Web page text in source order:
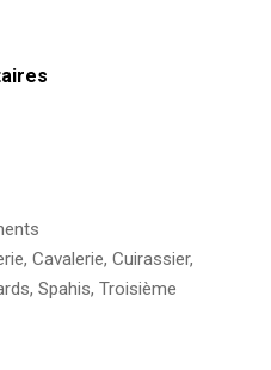
, Cavalerie, Cuirassier,
, Spahis, Troisième